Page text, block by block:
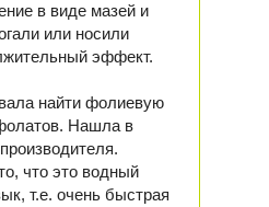
в виде мазей и
или носили
эффект.
найти фолиевую
Нашла в
что это водный
т.е. очень быстрая